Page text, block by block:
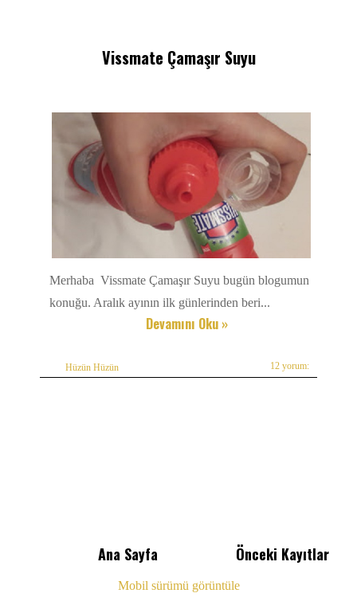
Vissmate Çamaşır Suyu
Merhaba Vissmate Çamaşır Suyu bugün blogumun
konuğu. Aralık ayının ilk günlerinden beri...
Devamını Oku »
Hüzün Hüzün 12 yorum:
Önceki Kayıtlar
Ana Sayfa
Mobil sürümü görüntüle